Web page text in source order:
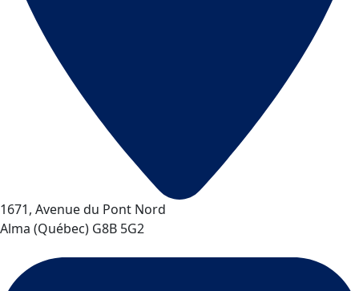
1671, Avenue du Pont Nord
Alma (Québec) G8B 5G2